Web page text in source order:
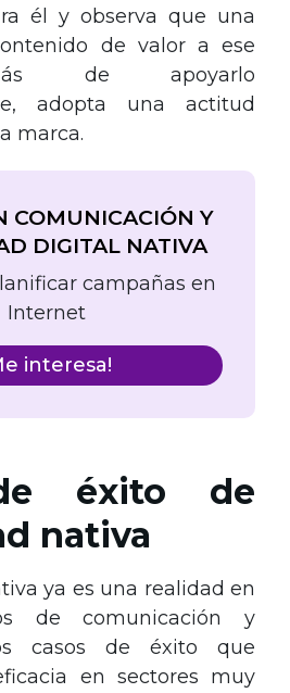
él y observa que una
de valor a ese
de apoyarlo
adopta una actitud
marca.
COMUNICACIÓN Y
DIGITAL NATIVA
campañas en
Internet
interesa!
éxito de
nativa
ya es una realidad en
de comunicación y
casos de éxito que
en sectores muy